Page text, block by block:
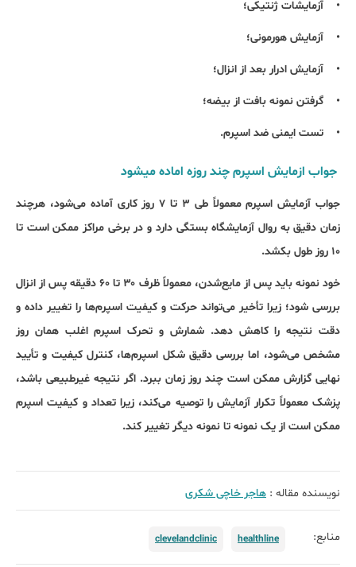
• آزمایشات ژنتیکی؛
• آزمایش هورمونی؛
• آزمایش ادرار بعد از انزال؛
• گرفتن نمونه بافت از بیضه؛
• تست ایمنی ضد اسپرم.
جواب ازمایش اسپرم چند روزه اماده می‏شود
جواب آزمایش اسپرم معمولاً طی ۳ تا ۷ روز کاری آماده می‌شود، هرچند
زمان دقیق به روال آزمایشگاه بستگی دارد و در برخی مراکز ممکن است تا
۱۰ روز طول بکشد.
خود نمونه باید پس از مایع‌شدن، معمولاً ظرف ۳۰ تا ۶۰ دقیقه پس از انزال
بررسی شود؛ زیرا تأخیر می‌تواند حرکت و کیفیت اسپرم‌ها را تغییر داده و
دقت نتیجه را کاهش دهد. شمارش و تحرک اسپرم اغلب همان روز
مشخص می‌شود، اما بررسی دقیق شکل اسپرم‌ها، کنترل کیفیت و تأیید
نهایی گزارش ممکن است چند روز زمان ببرد. اگر نتیجه غیرطبیعی باشد،
پزشک معمولاً تکرار آزمایش را توصیه می‌کند، زیرا تعداد و کیفیت اسپرم
ممکن است از یک نمونه تا نمونه دیگر تغییر کند.
نویسنده مقاله : هاجر خاچی شکری
منابع: healthline
clevelandclinic